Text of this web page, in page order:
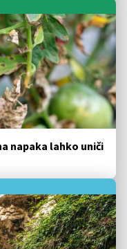
napaka lahko uniči